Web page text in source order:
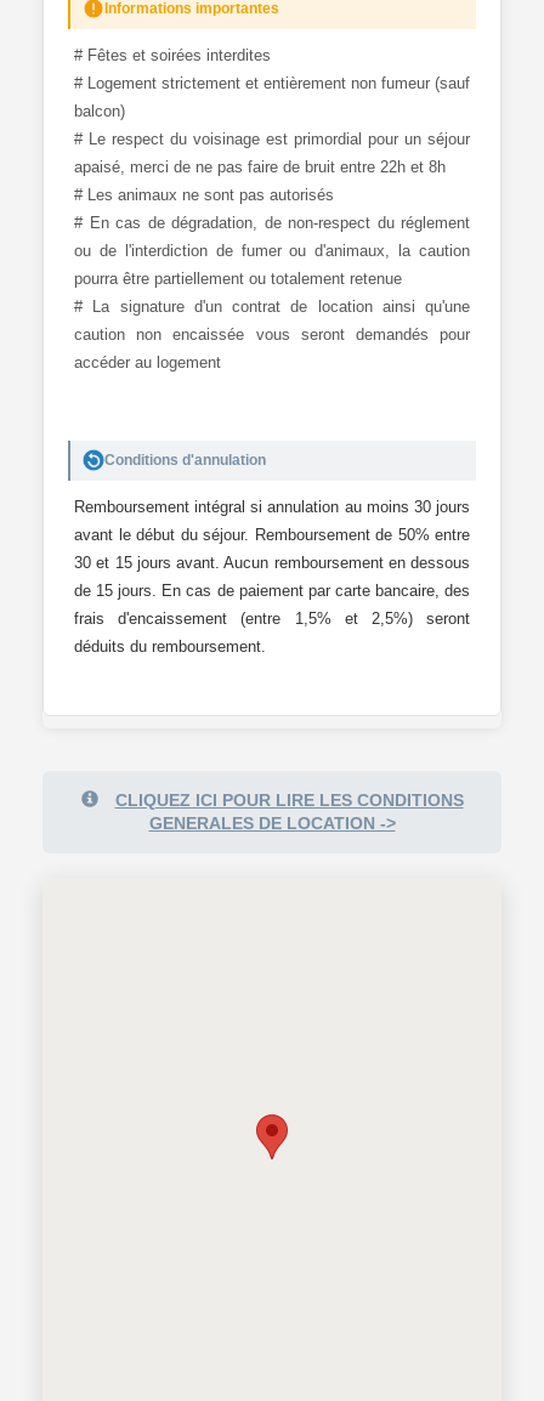
Informations importantes
# Fêtes et soirées interdites
# Logement strictement et entièrement non fumeur (sauf
balcon)
# Le respect du voisinage est primordial pour un séjour
apaisé, merci de ne pas faire de bruit entre 22h et 8h
# Les animaux ne sont pas autorisés
# En cas de dégradation, de non-respect du réglement
ou de l'interdiction de fumer ou d'animaux, la caution
pourra être partiellement ou totalement retenue
# La signature d'un contrat de location ainsi qu'une
caution non encaissée vous seront demandés pour
accéder au logement
Conditions d'annulation
Remboursement intégral si annulation au moins 30 jours
avant le début du séjour. Remboursement de 50% entre
30 et 15 jours avant. Aucun remboursement en dessous
de 15 jours. En cas de paiement par carte bancaire, des
frais d'encaissement (entre 1,5% et 2,5%) seront
déduits du remboursement.
CLIQUEZ ICI POUR LIRE LES CONDITIONS
GENERALES DE LOCATION ->